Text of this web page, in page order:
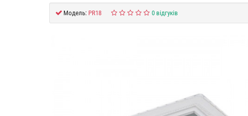
Модель: PR18 0 відгуків